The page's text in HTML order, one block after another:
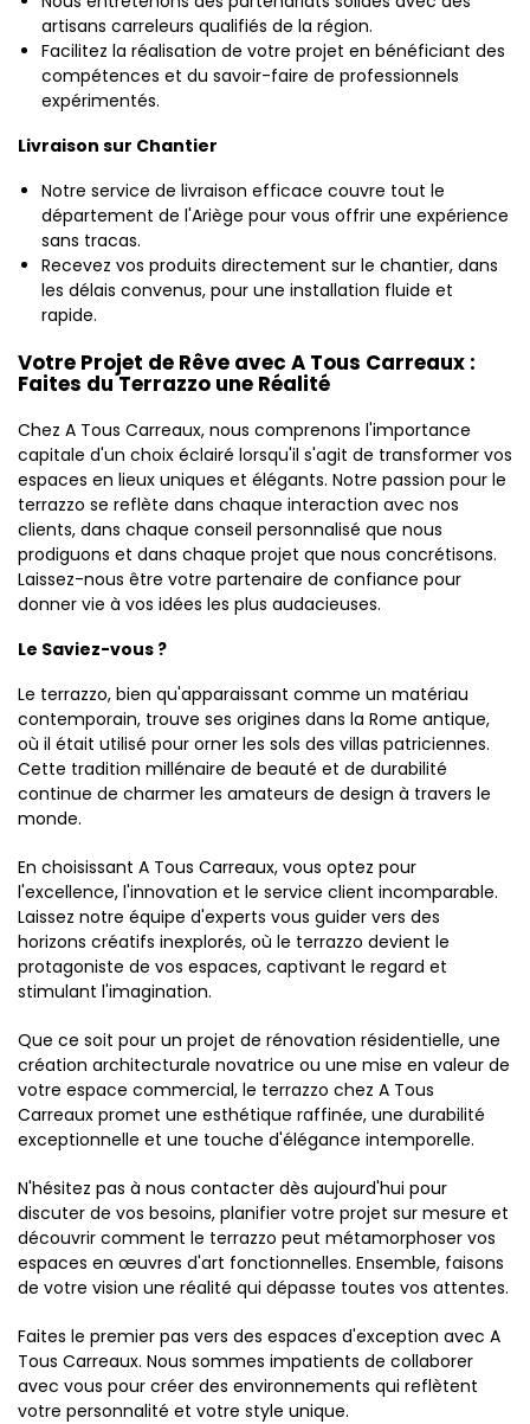
artisans carreleurs qualifiés de la région.
Facilitez la réalisation de votre projet en bénéficiant des
compétences et du savoir-faire de professionnels
expérimentés.
Livraison sur Chantier
Notre service de livraison efficace couvre tout le
département de l'Ariège pour vous offrir une expérience
sans tracas.
Recevez vos produits directement sur le chantier, dans
les délais convenus, pour une installation fluide et
rapide.
Votre Projet de Rêve avec A Tous Carreaux :
Faites du Terrazzo une Réalité
Chez A Tous Carreaux, nous comprenons l'importance
capitale d'un choix éclairé lorsqu'il s'agit de transformer vos
espaces en lieux uniques et élégants. Notre passion pour le
terrazzo se reflète dans chaque interaction avec nos
clients, dans chaque conseil personnalisé que nous
prodiguons et dans chaque projet que nous concrétisons.
Laissez-nous être votre partenaire de confiance pour
donner vie à vos idées les plus audacieuses.
Le Saviez-vous ?
Le terrazzo, bien qu'apparaissant comme un matériau
contemporain, trouve ses origines dans la Rome antique,
où il était utilisé pour orner les sols des villas patriciennes.
Cette tradition millénaire de beauté et de durabilité
continue de charmer les amateurs de design à travers le
monde.
En choisissant A Tous Carreaux, vous optez pour
l'excellence, l'innovation et le service client incomparable.
Laissez notre équipe d'experts vous guider vers des
horizons créatifs inexplorés, où le terrazzo devient le
protagoniste de vos espaces, captivant le regard et
stimulant l'imagination.
Que ce soit pour un projet de rénovation résidentielle, une
création architecturale novatrice ou une mise en valeur de
votre espace commercial, le terrazzo chez A Tous
Carreaux promet une esthétique raffinée, une durabilité
exceptionnelle et une touche d'élégance intemporelle.
N'hésitez pas à nous contacter dès aujourd'hui pour
discuter de vos besoins, planifier votre projet sur mesure et
découvrir comment le terrazzo peut métamorphoser vos
espaces en œuvres d'art fonctionnelles. Ensemble, faisons
de votre vision une réalité qui dépasse toutes vos attentes.
Faites le premier pas vers des espaces d'exception avec A
Tous Carreaux. Nous sommes impatients de collaborer
avec vous pour créer des environnements qui reflètent
votre personnalité et votre style unique.